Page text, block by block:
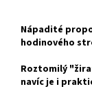
Nápadité
hodinového
Roztomilý
navíc je i